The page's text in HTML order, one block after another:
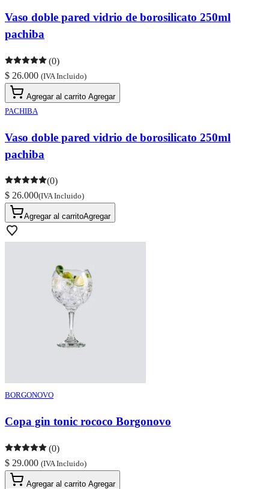
Vaso doble pared vidrio de borosilicato 250ml
pachiba
(0)
$ 26.000 (IVA Incluido)
Agregar al carrito Agregar
PACHIBA
Vaso doble pared vidrio de borosilicato 250ml
pachiba
(0)
$ 26.000(IVA Incluido)
Agregar al carritoAgregar
BORGONOVO
Copa gin tonic rococo Borgonovo
(0)
$ 29.000 (IVA Incluido)
Agregar al carrito Agregar